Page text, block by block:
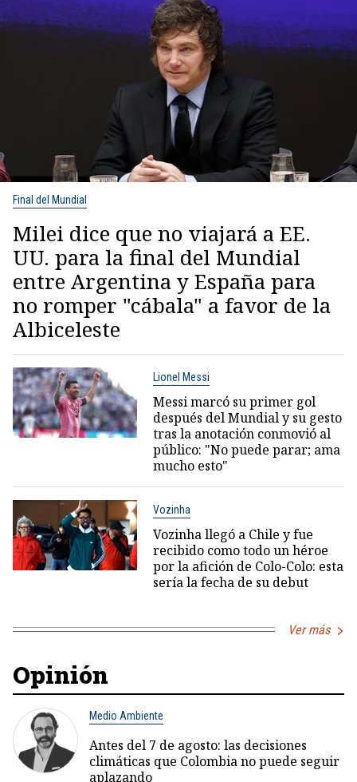
Final del Mundial
Milei dice que no viajará a EE.
UU. para la final del Mundial
entre Argentina y España para
no romper "cábala" a favor de la
Albiceleste
Lionel Messi
Messi marcó su primer gol
después del Mundial y su gesto
tras la anotación conmovió al
público: "No puede parar; ama
mucho esto"
Vozinha
Vozinha llegó a Chile y fue
recibido como todo un héroe
por la afición de Colo-Colo: esta
sería la fecha de su debut
Ver más
Opinión
Medio Ambiente
Antes del 7 de agosto: las decisiones
climáticas que Colombia no puede seguir
aplazando